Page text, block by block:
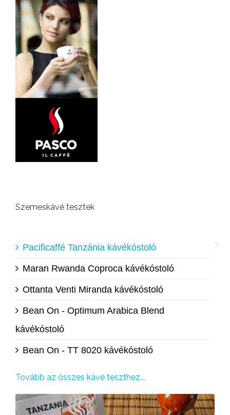
Szemeskávé tesztek
Tovább az összes kávé teszthez...
Pacificaffé Tanzánia kávékóstoló
Maran Rwanda Coproca kávékóstoló
Ottanta Venti Miranda kávékóstoló
Bean On - Optimum Arabica Blend
kávékóstoló
Bean On - TT 8020 kávékóstoló